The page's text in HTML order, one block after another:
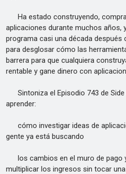
Ha estado construyendo,
aplicaciones durante muchos años,
programa casi una década después
para desglosar cómo las
barrera para que cualquiera
rentable y gane dinero con
Sintoniza el Episodio 743 de Side
aprender:
cómo investigar ideas de
gente ya está buscando
los cambios en el muro de pago
multiplicar los ingresos sin tocar